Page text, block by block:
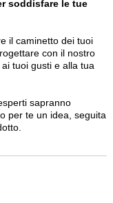
soddisfare le tue
il caminetto dei tuoi
con il nostro
tuoi gusti e alla tua
sapranno
per te un idea, seguita